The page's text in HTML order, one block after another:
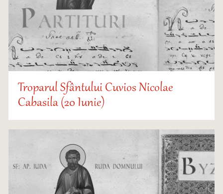
Troparul Sfântului Cuvios Nicolae
Cabasila (20 Iunie)